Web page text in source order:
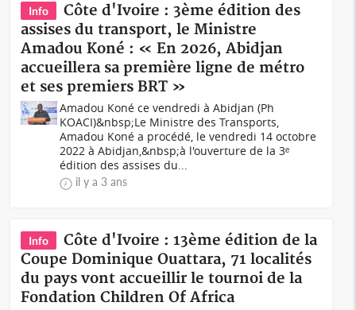
Info
Côte d'Ivoire : 3ème édition des
assises du transport, le Ministre
Amadou Koné : « En 2026, Abidjan
accueillera sa première ligne de métro
et ses premiers BRT »
Amadou Koné ce vendredi à Abidjan (Ph
KOACI)&nbsp;Le Ministre des Transports,
Amadou Koné a procédé, le vendredi 14 octobre
2022 à Abidjan,&nbsp;à l'ouverture de la 3ᵉ
édition des assises du...
il y a 3 ans
Info
Côte d'Ivoire : 13ème édition de la
Coupe Dominique Ouattara, 71 localités
du pays vont accueillir le tournoi de la
Fondation Children Of Africa